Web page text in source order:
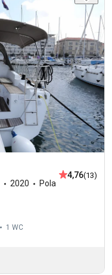
2020 Pola
4,76(13)
1 WC